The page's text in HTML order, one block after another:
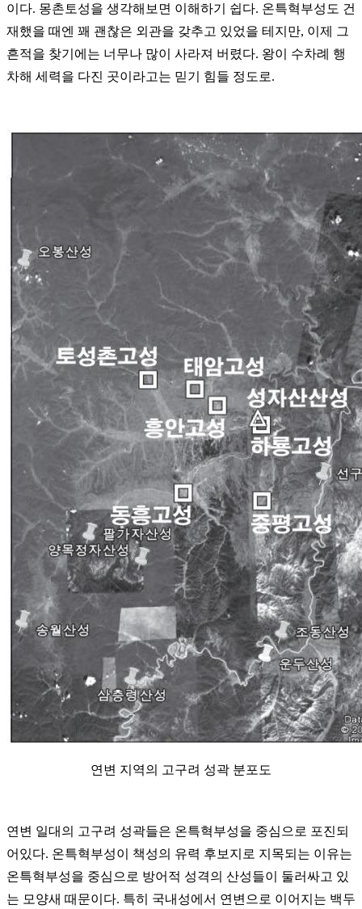
이다. 몽촌토성을 생각해보면 이해하기 쉽다. 온특혁부성도 건
재했을 때엔 꽤 괜찮은 외관을 갖추고 있었을 테지만, 이제 그
흔적을 찾기에는 너무나 많이 사라져 버렸다. 왕이 수차례 행
차해 세력을 다진 곳이라고는 믿기 힘들 정도로.
연변 지역의 고구려 성곽 분포도
연변 일대의 고구려 성곽들은 온특혁부성을 중심으로 포진되
어있다. 온특혁부성이 책성의 유력 후보지로 지목되는 이유는
온특혁부성을 중심으로 방어적 성격의 산성들이 둘러싸고 있
는 모양새 때문이다. 특히 국내성에서 연변으로 이어지는 백두